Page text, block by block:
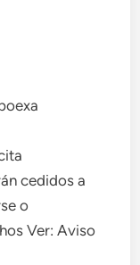
cedidos a
o
Ver: Aviso